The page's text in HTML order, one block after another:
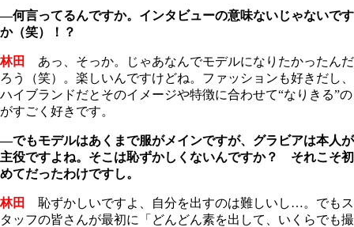
―何言ってるんですか。インタビューの意味ないじゃないです
か（笑）！？
林田
あっ、そっか。じゃあなんでモデルになりたかったんだ
ろう（笑）。楽しいんですけどね。ファッションも好きだし、
ハイブランドだとそのイメージや特徴に合わせて“なりきる”の
がすごく好きです。
―でもモデルはあくまで服がメインですが、グラビアは本人が
主役ですよね。そこは恥ずかしくないんですか？ それこそ初
めてだったわけですし。
林田
恥ずかしいですよ、自分を出すのは難しいし…。でもス
タッフの皆さんが最初に「どんどん素を出して、いくらでも撮